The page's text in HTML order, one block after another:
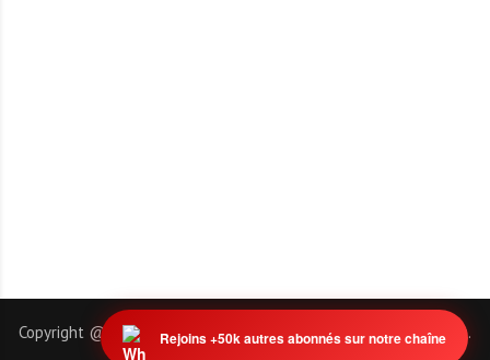
Copyright @ 2011-2026 | EmploiTogo.INFO. Tous droits réservés.
Rejoins +50k autres abonnés sur notre chaîne